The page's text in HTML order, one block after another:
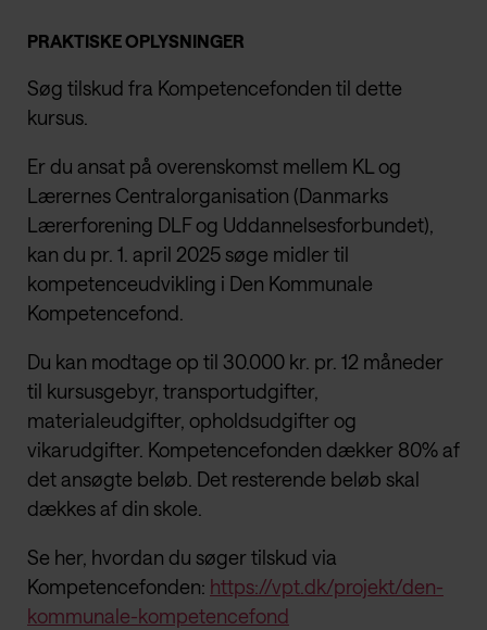
PRAKTISKE OPLYSNINGER
Søg tilskud fra Kompetencefonden til dette
kursus.
Er du ansat på overenskomst mellem KL og
Lærernes Centralorganisation (Danmarks
Lærerforening DLF og Uddannelsesforbundet),
kan du pr. 1. april 2025 søge midler til
kompetenceudvikling i Den Kommunale
Kompetencefond.
Du kan modtage op til 30.000 kr. pr. 12 måneder
til kursusgebyr, transportudgifter,
materialeudgifter, opholdsudgifter og
vikarudgifter. Kompetencefonden dækker 80% af
det ansøgte beløb. Det resterende beløb skal
dækkes af din skole.
Se her, hvordan du søger tilskud via
Kompetencefonden: https://vpt.dk/projekt/den-
kommunale-kompetencefond